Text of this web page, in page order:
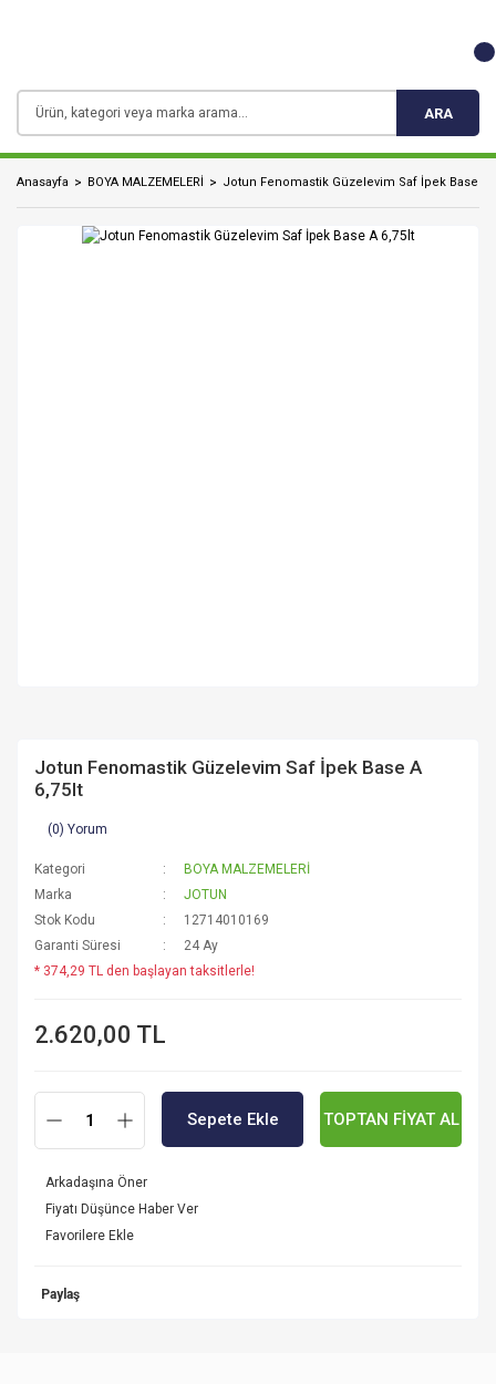
ARA
Anasayfa BOYA MALZEMELERİ Jotun Fenomastik Güzelevim Saf İpek Base A
Jotun Fenomastik Güzelevim Saf İpek Base A
6,75lt
(0) Yorum
Kategori
BOYA MALZEMELERİ
Marka
JOTUN
Stok Kodu
12714010169
Garanti Süresi
24 Ay
* 374,29 TL den başlayan taksitlerle!
2.620,00 TL
Sepete Ekle TOPTAN FİYAT AL
Arkadaşına Öner
Fiyatı Düşünce Haber Ver
Paylaş